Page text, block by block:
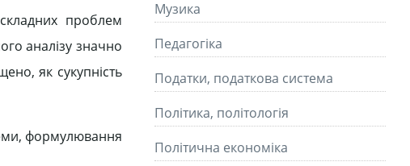
проблем
аналізу значно
як сукупність
формулювання
Музика
Педагогіка
Податки, податкова система
Політика, політологія
Політична економіка